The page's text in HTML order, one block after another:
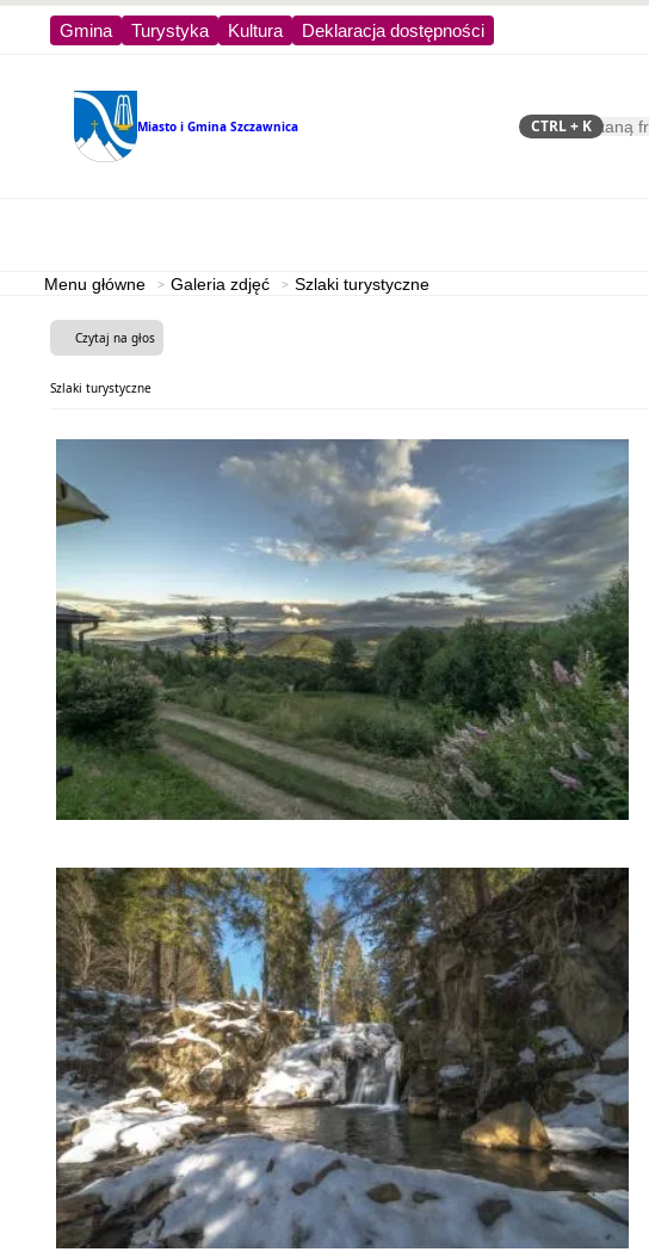
Gmina Turystyka Kultura Deklaracja dostępności
Miasto i Gmina Szczawnica Szukaj
CTRL+ K
Menu główne Galeria zdjęć Szlaki turystyczne
Czytaj na głos
Szlaki turystyczne